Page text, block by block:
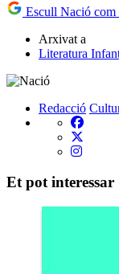
Escull Nació com
Arxivat a
Literatura
Redacció
Et pot interessar